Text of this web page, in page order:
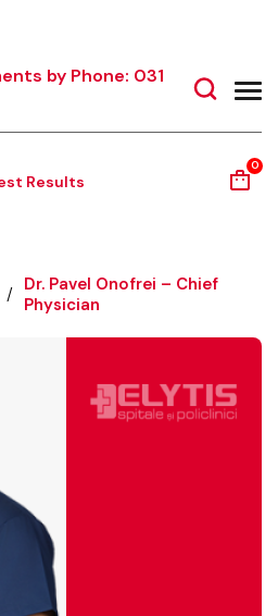
by Phone: 031
Results
0
/ Dr. Pavel Onofrei – Chief
Physician